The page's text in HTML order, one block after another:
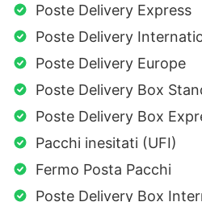
Poste Delivery Express
Poste Delivery
Poste Delivery Europe
Poste Delivery Box
Poste Delivery Box
Pacchi inesitati (UFI)
Fermo Posta Pacchi
Poste Delivery Box